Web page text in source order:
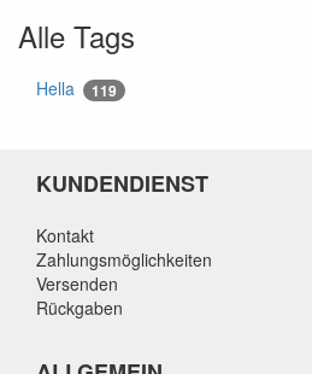
Alle Tags
Hella 119
KUNDENDIENST
Kontakt
Zahlungsmöglichkeiten
Versenden
Rückgaben